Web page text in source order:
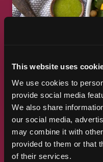
This website uses
We use cookies to
provide social media
We also share
our social media,
may combine it with
provided to them or that
of their services.
ELEVE EL
CON HIERBAS
Si bien las frutas son
combinarlas con
otro nivel....
APRENDER MÁS